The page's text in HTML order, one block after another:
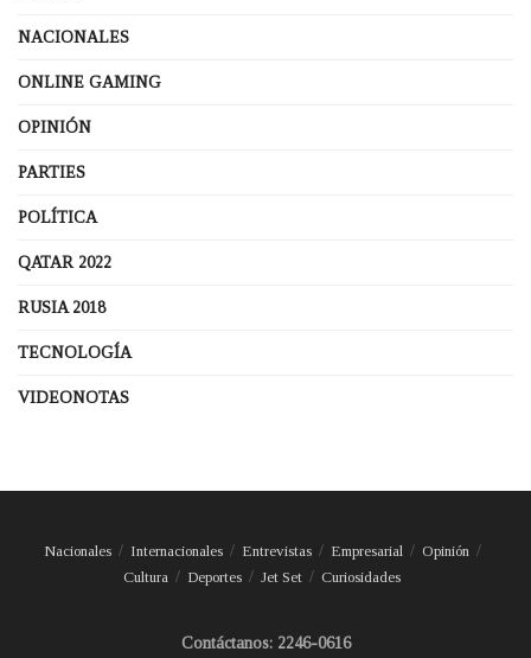
NACIONALES
ONLINE GAMING
OPINIÓN
PARTIES
POLÍTICA
QATAR 2022
RUSIA 2018
TECNOLOGÍA
VIDEONOTAS
Nacionales Internacionales Entrevistas Empresarial
Opinión
Cultura
Deportes Jet Set Curiosidades
Contáctanos: 2246-0616